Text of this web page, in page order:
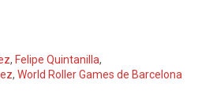
, Felipe Quintanilla,
, World Roller Games de Barcelona